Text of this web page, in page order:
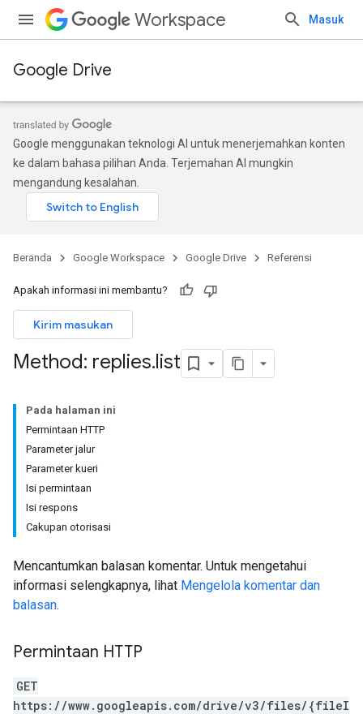
Workspace Masuk
Google Drive
Google menggunakan teknologi AI untuk menerjemahkan konten
ke dalam bahasa pilihan Anda. Terjemahan AI mungkin
mengandung kesalahan.
Beranda Google Workspace Google Drive Referensi
Apakah informasi ini membantu?
Kirim masukan
Method: replies.list
Pada halaman ini
Permintaan HTTP
Parameter jalur
Parameter kueri
Isi permintaan
Isi respons
Cakupan otorisasi
Mencantumkan balasan komentar. Untuk mengetahui
informasi selengkapnya, lihat Mengelola komentar dan
balasan.
Permintaan HTTP
GET
https://www.googleapis.com/drive/v3/files/{fileI